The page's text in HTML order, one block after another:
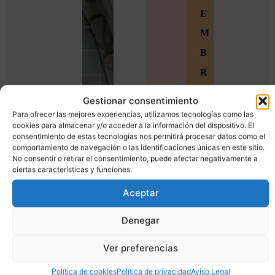
Gestionar consentimiento
Para ofrecer las mejores experiencias, utilizamos tecnologías como las
cookies para almacenar y/o acceder a la información del dispositivo. El
consentimiento de estas tecnologías nos permitirá procesar datos como el
comportamiento de navegación o las identificaciones únicas en este sitio.
No consentir o retirar el consentimiento, puede afectar negativamente a
ciertas características y funciones.
Aceptar
Denegar
Ver preferencias
Política de cookiesPolítica de privacidadAviso Legal
E
M
B
R
S
Ú
n
e
a